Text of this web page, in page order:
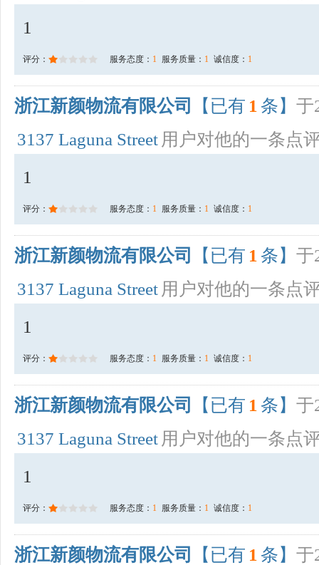
1
评分： 服务态度： 1 服务质量： 1 诚信度： 1
浙江新颜物流有限公司 【已有 1 条】 于
3137 Laguna Street 用户对他的一条点
1
评分： 服务态度： 1 服务质量： 1 诚信度： 1
浙江新颜物流有限公司 【已有 1 条】 于
3137 Laguna Street 用户对他的一条点
1
评分： 服务态度： 1 服务质量： 1 诚信度： 1
浙江新颜物流有限公司 【已有 1 条】 于
3137 Laguna Street 用户对他的一条点
1
评分： 服务态度： 1 服务质量： 1 诚信度： 1
浙江新颜物流有限公司 【已有 1 条】 于